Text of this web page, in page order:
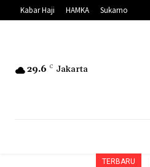
Kabar Haji HAMKA Sukarno
29.6 C Jakarta
TERBARU